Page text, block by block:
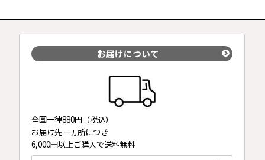
お届けについて
全国一律880円（税込）
お届け先一ヵ所につき
6,000円以上ご購入で送料無料